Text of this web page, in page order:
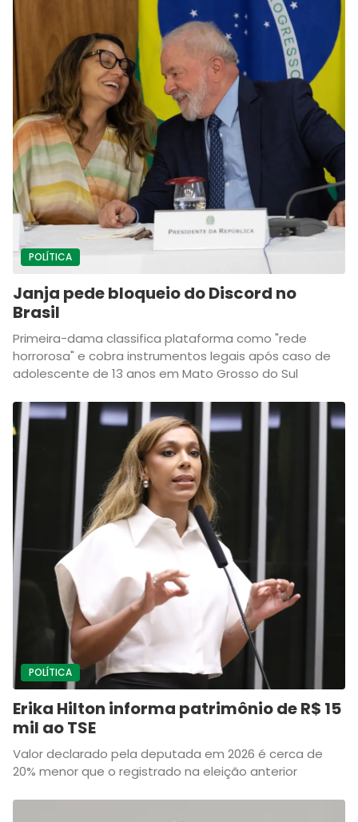
POLÍTICA
Janja pede bloqueio do Discord no
Brasil
Primeira-dama classifica plataforma como "rede
horrorosa" e cobra instrumentos legais após caso de
adolescente de 13 anos em Mato Grosso do Sul
POLÍTICA
Erika Hilton informa patrimônio de R$ 15
mil ao TSE
Valor declarado pela deputada em 2026 é cerca de
20% menor que o registrado na eleição anterior